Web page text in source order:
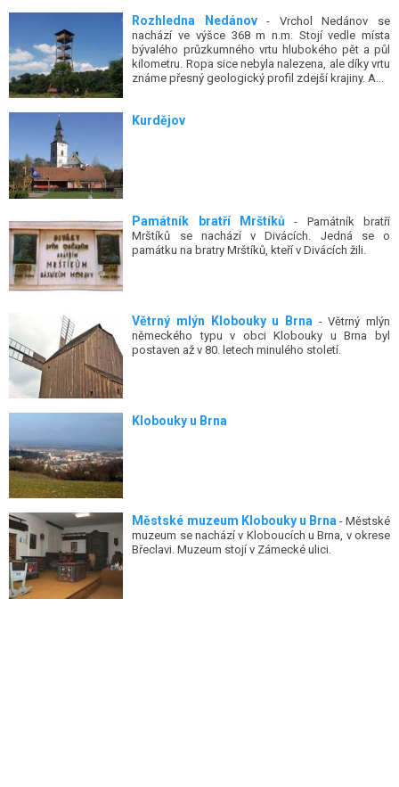
Rozhledna Nedánov- Vrchol Nedánov se
nachází ve výšce 368 m n.m. Stojí vedle místa
bývalého průzkumného vrtu hlubokého pět a půl
kilometru. Ropa sice nebyla nalezena, ale díky vrtu
známe přesný geologický profil zdejší krajiny. A...
Kurdějov
Památník bratří Mrštíků - Památník bratří
Mrštíků se nachází v Divácích. Jedná se o
památku na bratry Mrštíků, kteří v Divácích žili.
Větrný mlýn Klobouky u Brna - Větrný mlýn
německého typu v obci Klobouky u Brna byl
postaven až v 80. letech minulého století.
Klobouky u Brna
Městské muzeum Klobouky u Brna- Městské
muzeum se nachází v Kloboucích u Brna, v okrese
Břeclavi. Muzeum stojí v Zámecké ulici.